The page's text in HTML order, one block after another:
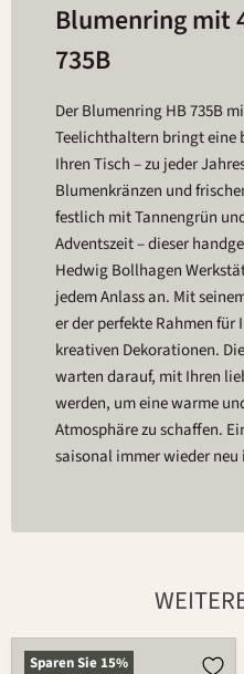
Blumenring mit
735B
Der Blumenring HB 735B
Teelichthaltern bringt eine
Ihren Tisch – zu jeder
Blumenkränzen und
festlich mit Tannengrün
Adventszeit – dieser
Hedwig Bollhagen
jedem Anlass an. Mit
er der perfekte Rahmen
kreativen Dekorationen.
warten darauf, mit Ihren
werden, um eine warme
Atmosphäre zu schaffen.
saisonal immer wieder
Sparen Sie 15%
Blumenring